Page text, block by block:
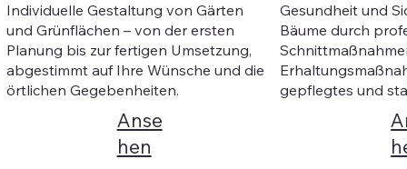
Individuelle Gestaltung von Gärten
und Grünflächen – von der ersten
Planung bis zur fertigen Umsetzung,
abgestimmt auf Ihre Wünsche und die
örtlichen Gegebenheiten.
Anse
hen
Gesundheit und
Bäume durch
gepflegtes und